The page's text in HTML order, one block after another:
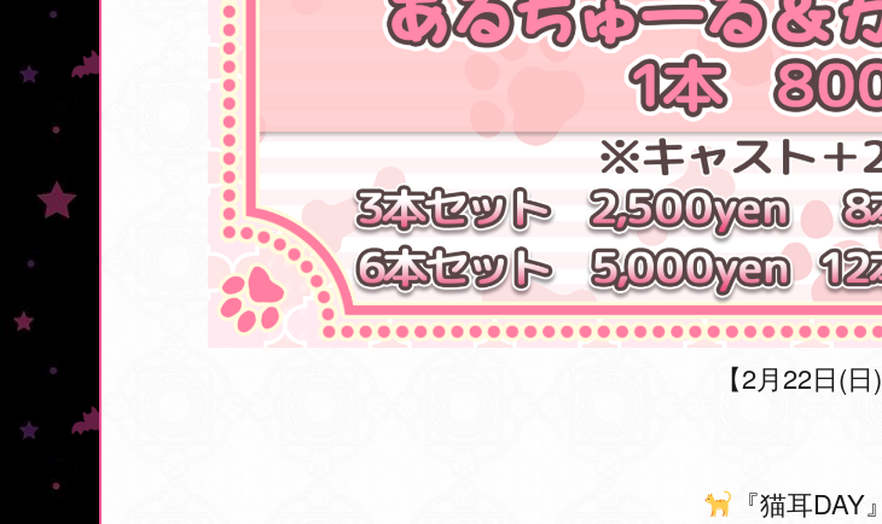
【2月22日(日)
『猫耳DAY』